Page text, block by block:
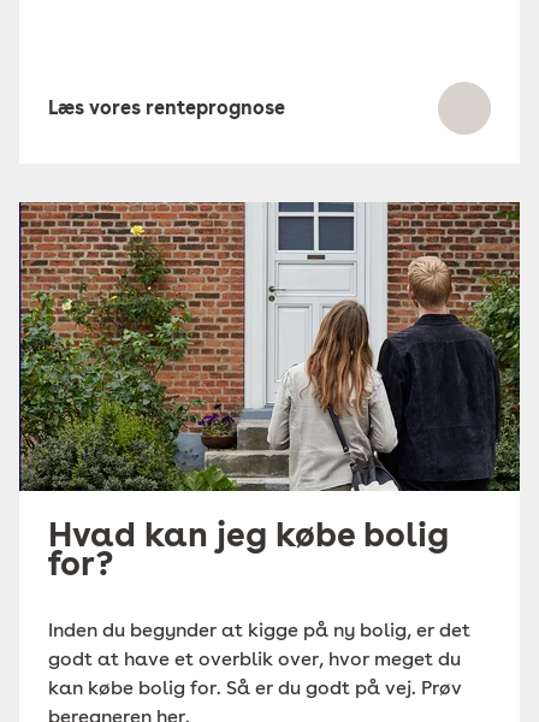
Læs vores renteprognose
Hvad kan jeg købe bolig
for?
Inden du begynder at kigge på ny bolig, er det
godt at have et overblik over, hvor meget du
kan købe bolig for. Så er du godt på vej. Prøv
beregneren her.